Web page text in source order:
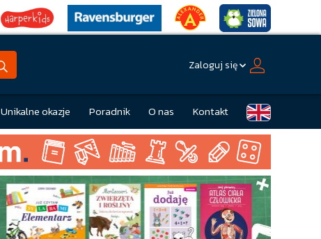
Zaloguj się
Unikalne okazje Poradnik O nas Kontakt